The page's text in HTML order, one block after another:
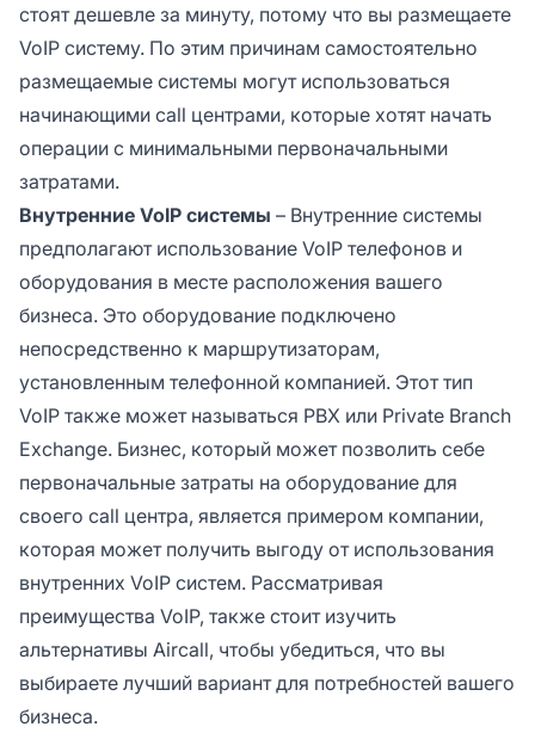
стоят дешевле за минуту, потому что вы размещаете
VoIP систему. По этим причинам самостоятельно
размещаемые системы могут использоваться
начинающими call центрами, которые хотят начать
операции с минимальными первоначальными
затратами.
Внутренние VoIP системы – Внутренние системы
предполагают использование VoIP телефонов и
оборудования в месте расположения вашего
бизнеса. Это оборудование подключено
непосредственно к маршрутизаторам,
установленным телефонной компанией. Этот тип
VoIP также может называться PBX или Private Branch
Exchange. Бизнес, который может позволить себе
первоначальные затраты на оборудование для
своего call центра, является примером компании,
которая может получить выгоду от использования
внутренних VoIP систем. Рассматривая
преимущества VoIP, также стоит изучить
альтернативы Aircall, чтобы убедиться, что вы
выбираете лучший вариант для потребностей вашего
бизнеса.